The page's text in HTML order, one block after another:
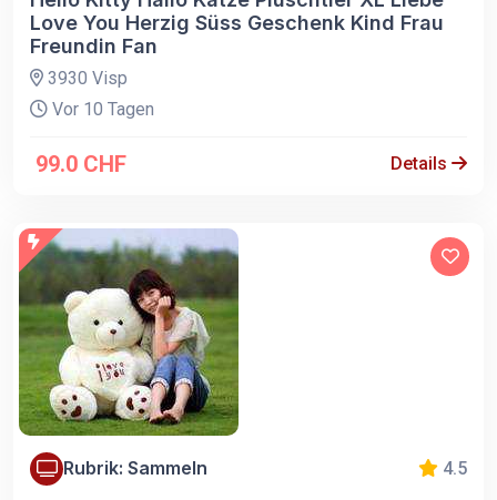
Love You Herzig Süss Geschenk Kind Frau
Freundin Fan
3930 Visp
Vor 10 Tagen
99.0 CHF Details
Rubrik: Sammeln 4.5